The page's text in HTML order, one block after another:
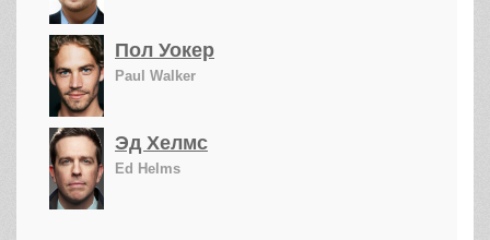
Пол Уокер
Paul Walker
Эд Хелмс
Ed Helms